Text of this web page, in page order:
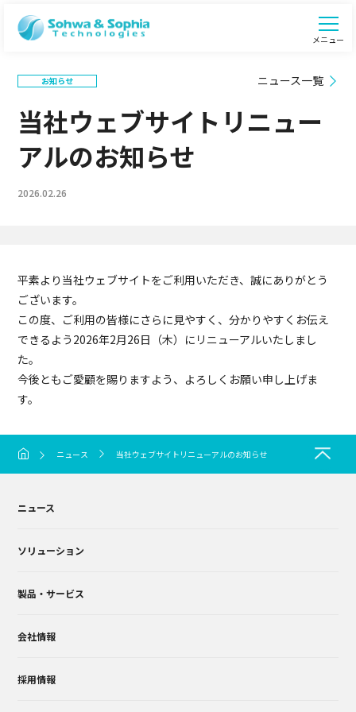
メニュー
お知らせ ニュース一覧
当社ウェブサイトリニュー
アルのお知らせ
2026.02.26
平素より当社ウェブサイトをご利用いただき、誠にありがとう
ございます。
この度、ご利用の皆様にさらに見やすく、分かりやすくお伝え
できるよう2026年2月26日（木）にリニューアルいたしまし
た。
今後ともご愛顧を賜りますよう、よろしくお願い申し上げま
す。
ニュース 当社ウェブサイトリニューアルのお知らせ
ニュース
ソリューション
製品・サービス
会社情報
採用情報